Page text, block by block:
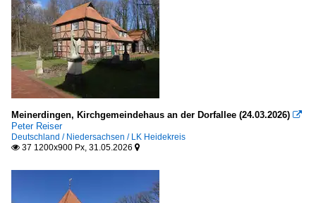
Meinerdingen, Kirchgemeindehaus an der Dorfallee (24.03.2026) 
Peter Reiser
Deutschland / Niedersachsen / LK Heidekreis
 37 1200x900 Px, 31.05.2026 